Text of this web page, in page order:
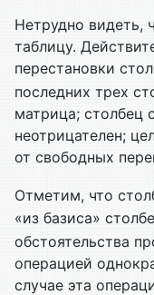
Нетрудно видеть,
таблицу.
перестановки
последних трех
матрица; столбец
неотрицателен;
от свободных
Отметим, что
«из базиса»
обстоятельства
операцией
случае эта